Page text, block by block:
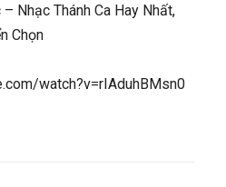
Nhạc Thánh Ca Hay Nhất,
Chọn
watch?v=rIAduhBMsn0